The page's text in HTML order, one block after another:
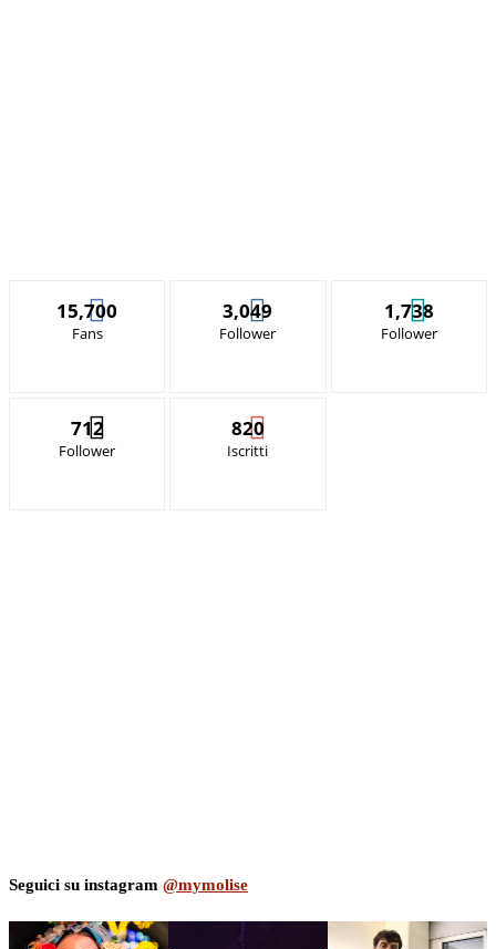
15,700
Fans
3,049
Follower
1,738
Follower
712
Follower
820
Iscritti
Seguici su instagram @mymolise